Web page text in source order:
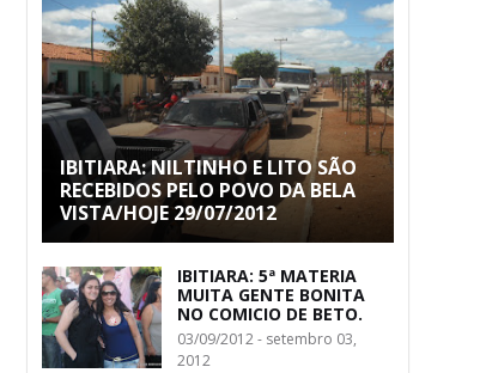
IBITIARA: NILTINHO E LITO SÃO
RECEBIDOS PELO POVO DA BELA
VISTA/HOJE 29/07/2012
IBITIARA: 5ª MATERIA
MUITA GENTE BONITA
NO COMICIO DE BETO.
03/09/2012 - setembro 03,
2012